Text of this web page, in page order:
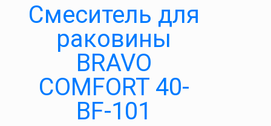
Cмеситель для
раковины
BRAVO
COMFORT 40-
BF-101